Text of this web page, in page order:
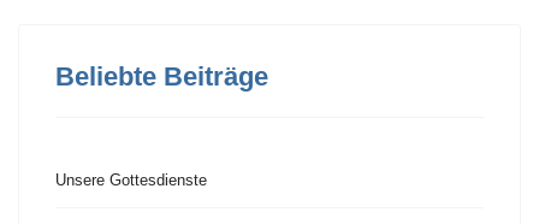
Beliebte Beiträge
Unsere Gottesdienste